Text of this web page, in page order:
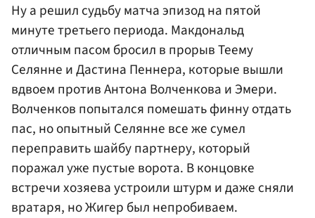
Ну а решил судьбу матча эпизод на пятой
минуте третьего периода. Макдональд
отличным пасом бросил в прорыв Теему
Селянне и Дастина Пеннера, которые вышли
вдвоем противАнтона Волченкова и Эмери.
Волченков попытался помешать финну отдать
пас, но опытный Селянне все же сумел
переправить шайбу партнеру, который
поражал уже пустые ворота. В концовке
встречи хозяева устроили штурм и даже сняли
вратаря, но Жигер был непробиваем.